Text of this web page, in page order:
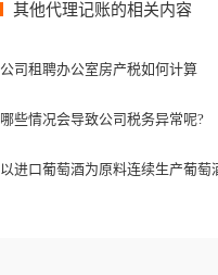
其他代理记账的相关内容
公司租聘办公室房产税如何计算
哪些情况会导致公司税务异常呢?
以进口葡萄酒为原料连续生产葡萄